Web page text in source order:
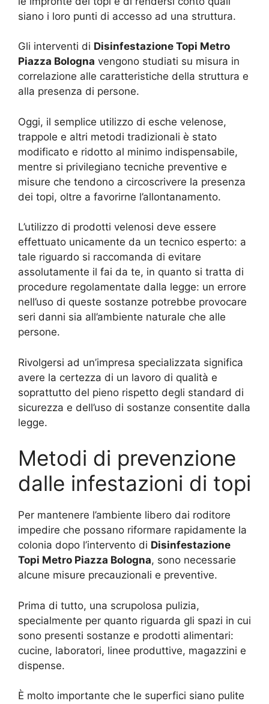
siano i loro punti di accesso ad una struttura.
Gli interventi di Disinfestazione Topi Metro
Piazza Bologna vengono studiati su misura in
correlazione alle caratteristiche della struttura e
alla presenza di persone.
Oggi, il semplice utilizzo di esche velenose,
trappole e altri metodi tradizionali è stato
modificato e ridotto al minimo indispensabile,
mentre si privilegiano tecniche preventive e
misure che tendono a circoscrivere la presenza
dei topi, oltre a favorirne l’allontanamento.
L’utilizzo di prodotti velenosi deve essere
effettuato unicamente da un tecnico esperto: a
tale riguardo si raccomanda di evitare
assolutamente il fai da te, in quanto si tratta di
procedure regolamentate dalla legge: un errore
nell’uso di queste sostanze potrebbe provocare
seri danni sia all’ambiente naturale che alle
persone.
Rivolgersi ad un’impresa specializzata significa
avere la certezza di un lavoro di qualità e
soprattutto del pieno rispetto degli standard di
sicurezza e dell’uso di sostanze consentite dalla
legge.
Metodi di prevenzione
dalle infestazioni di topi
Per mantenere l’ambiente libero dai roditore
impedire che possano riformare rapidamente la
colonia dopo l’intervento di Disinfestazione
Topi Metro Piazza Bologna, sono necessarie
alcune misure precauzionali e preventive.
Prima di tutto, una scrupolosa pulizia,
specialmente per quanto riguarda gli spazi in cui
sono presenti sostanze e prodotti alimentari:
cucine, laboratori, linee produttive, magazzini e
dispense.
È molto importante che le superfici siano pulite